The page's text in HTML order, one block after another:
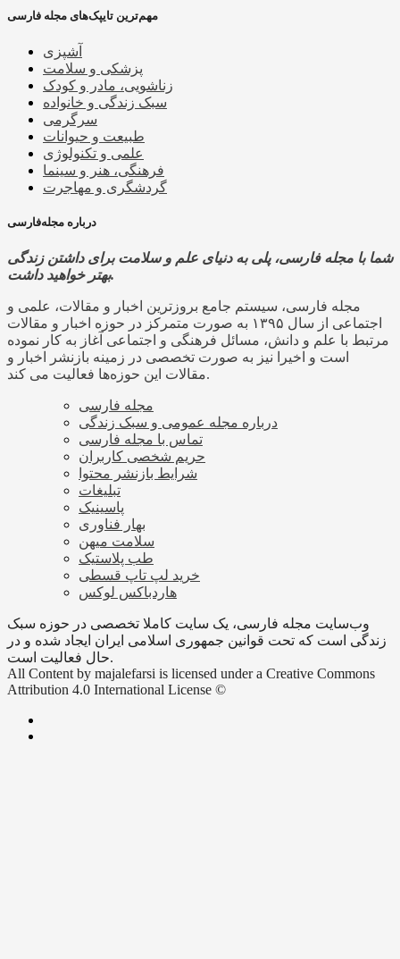
مهم‌ترین تایپک‌های مجله فارسی
آشپزی
پزشکی و سلامت
زناشویی، مادر و کودک
سبک زندگی و خانواده
سرگرمی
طبیعت و حیوانات
علمی و تکنولوژی
فرهنگی، هنر و سینما
گردشگری و مهاجرت
درباره مجله‌فارسی
شما با مجله فارسی، پلی به دنیای علم و سلامت برای داشتن زندگی
بهتر خواهید داشت.
مجله فارسی، سیستم جامع بروزترین اخبار و مقالات، علمی و
اجتماعی از سال ۱۳۹۵ به صورت متمرکز در حوزه اخبار و مقالات
مرتبط با علم و دانش، مسائل فرهنگی و اجتماعی آغاز به کار نموده
است و اخیرا نیز به صورت تخصصی در زمینه بازنشر اخبار و
مقالات این حوزه‌ها فعالیت می کند.
مجله فارسی
درباره مجله عمومی و سبک زندگی
تماس با مجله فارسی
حریم شخصی کاربران
شرایط بازنشر محتوا
تبلیغات
پاسینیک
بهار فناوری
سلامت میهن
طب پلاستیک
خرید لپ تاپ قسطی
هاردباکس لوکس
وب‌سایت مجله فارسی، یک سایت کاملا تخصصی در حوزه سبک
زندگی است که تحت قوانین جمهوری اسلامی ایران ایجاد شده و در
حال فعالیت است.
All Content by majalefarsi is licensed under a Creative Commons
Attribution 4.0 International License ©️